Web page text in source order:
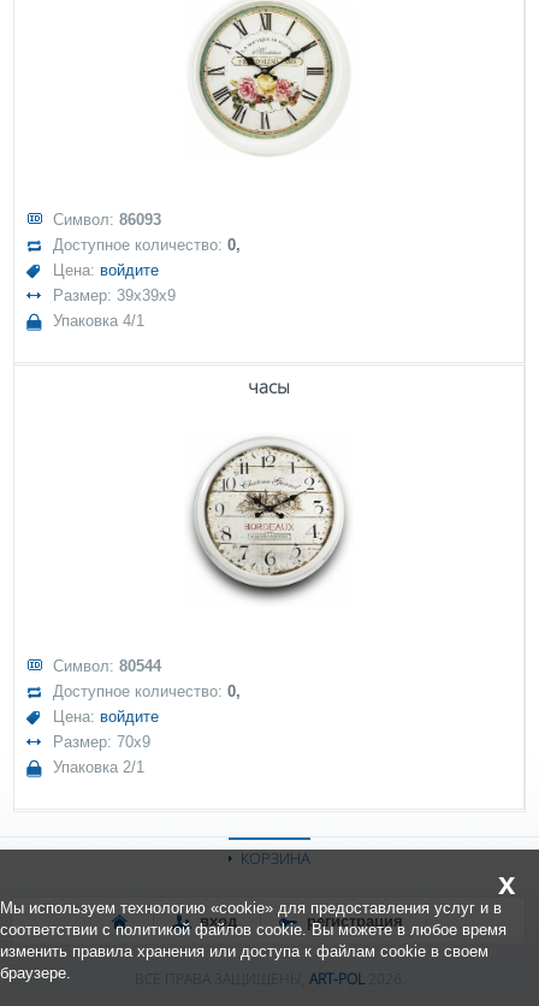
Символ:86093
Доступное количество:0,
Цена: войдите
Размер: 39x39x9
Упаковка 4/1
часы
Символ:80544
Доступное количество:0,
Цена: войдите
Размер: 70x9
Упаковка 2/1
КОРЗИНА
вход регистрация
ВСЕ ПРАВА ЗАЩИЩЕНЫ, ART-POL2026.
x
Мы используем технологию «cookie» для предоставления услуг и в
соответствии с политикой файлов cookie. Вы можете в любое время
изменить правила хранения или доступа к файлам cookie в своем
браузере.